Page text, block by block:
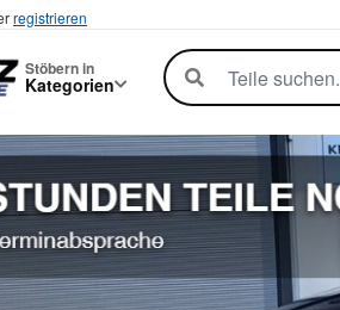
registrieren
Stöbern in
Kategorien